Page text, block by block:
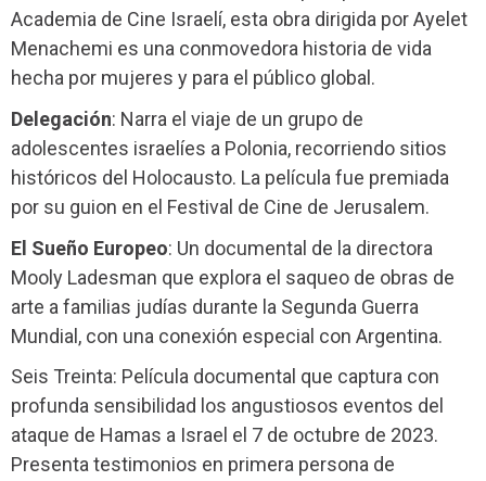
Academia de Cine Israelí, esta obra dirigida por Ayelet
Menachemi es una conmovedora historia de vida
hecha por mujeres y para el público global.
Delegación: Narra el viaje de un grupo de
adolescentes israelíes a Polonia, recorriendo sitios
históricos del Holocausto. La película fue premiada
por su guion en el Festival de Cine de Jerusalem.
El Sueño Europeo: Un documental de la directora
Mooly Ladesman que explora el saqueo de obras de
arte a familias judías durante la Segunda Guerra
Mundial, con una conexión especial con Argentina.
Seis Treinta: Película documental que captura con
profunda sensibilidad los angustiosos eventos del
ataque de Hamas a Israel el 7 de octubre de 2023.
Presenta testimonios en primera persona de